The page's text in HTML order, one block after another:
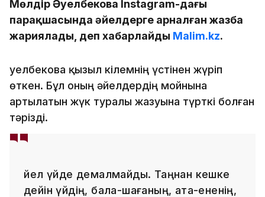
Мөлдір Әуелбекова Instagram-дағы
парақшасында әйелдерге арналған жазба
жариялады, деп хабарлайды Malim.kz.
Әуелбекова қызыл кілемнің үстінен жүріп
өткен. Бұл оның әйелдердің мойнына
артылатын жүк туралы жазуына түрткі болған
тәрізді.
Әйел үйде демалмайды. Таңнан кешке
дейін үйдің, бала-шағаның, ата-ененің,